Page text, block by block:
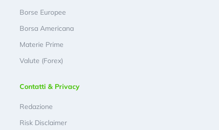
Borse Europee
Borsa Americana
Materie Prime
Valute (Forex)
Contatti & Privacy
Redazione
Risk Disclaimer